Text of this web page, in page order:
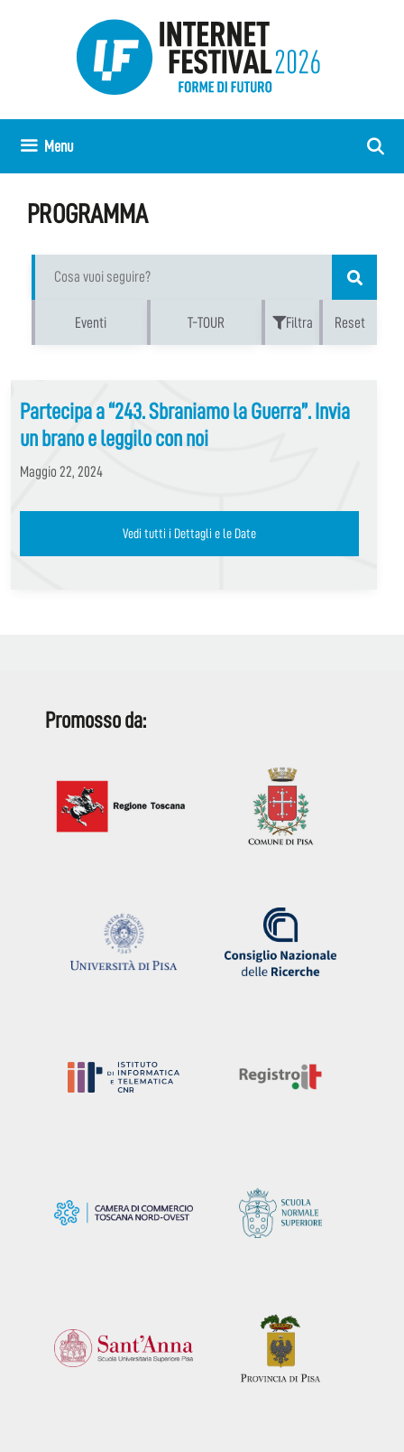
Menu
PROGRAMMA
Eventi T-TOUR Filtra Reset
Partecipa a “243. Sbraniamo la Guerra”. Invia
un brano e leggilo con noi
Maggio 22, 2024
Vedi tutti i Dettagli e le Date
Promosso da: